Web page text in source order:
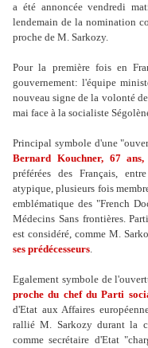
a été annoncée vendredi
lendemain de la nomination
proche de M. Sarkozy.
Pour la première fois en
gouvernement: l'équipe
nouveau signe de la volonté
mai face à la socialiste
Principal symbole d'une
Bernard Kouchner, 67 ans,
préférées des Français,
atypique, plusieurs fois
emblématique des "French
Médecins Sans frontières.
est considéré, comme M.
ses prédécesseurs.
Egalement symbole de
proche du chef du Parti
d'Etat aux Affaires
rallié M. Sarkozy durant la
comme secrétaire d'Etat